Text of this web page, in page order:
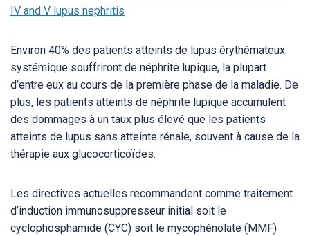
IV and V lupus nephritis
Environ 40% des patients atteints de lupus érythémateux
systémique souffriront de néphrite lupique, la plupart
d’entre eux au cours de la première phase de la maladie. De
plus, les patients atteints de néphrite lupique accumulent
des dommages à un taux plus élevé que les patients
atteints de lupus sans atteinte rénale, souvent à cause de la
thérapie aux glucocorticoïdes.
Les directives actuelles recommandent comme traitement
d’induction immunosuppresseur initial soit le
cyclophosphamide (CYC) soit le mycophénolate (MMF)